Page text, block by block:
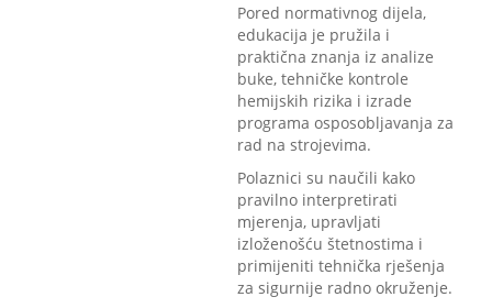
Pored normativnog dijela,
edukacija je pružila i
praktična znanja iz analize
buke, tehničke kontrole
hemijskih rizika i izrade
programa osposobljavanja za
rad na strojevima.
Polaznici su naučili kako
pravilno interpretirati
mjerenja, upravljati
izloženošću štetnostima i
primijeniti tehnička rješenja
za sigurnije radno okruženje.